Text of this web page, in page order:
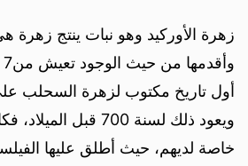
زهرة الأوركيد وهو نبات ينتج زهرة
أول تاريخ مكتوب لزهرة السحلب
ويعود ذلك لسنة 700 قبل
خاصة لديهم، حيث أطلق عليها